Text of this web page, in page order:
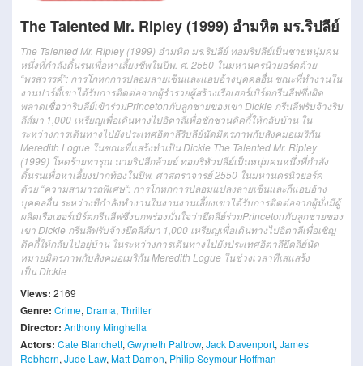
The Talented Mr. Ripley (1999) อำมหิต มร.ริปลีย์
The Talented Mr. Ripley (1999) อำมหิต มร.ริปลีย์ ทอมริปลีย์เป็นชายหนุ่มคน
หนึ่งที่กำลังดิ้นรนเพื่อหาเลี้ยงชีพในปีพ. ศ. 2550 ในมหานครนิวยอร์คด้วย
“พรสวรรค์”: การโกหกการปลอมลายเซ็นและแอบอ้างบุคคลอื่น ขณะที่ทำงานใน
งานปาร์ตี้เขาได้รับการติดต่อจากผู้ร่ำรวยผู้สร้างเรือเฮอร์เบิร์ตกรีนลีฟซึ่งผิด
พลาดเชื่อว่าริบลีย์เข้าร่วมPrincetonกับลูกชายของเขา Dickie กรีนลีฟรับจ้างริบ
ลีส์มา 1,000 เหรียญเพื่อเดินทางไปอิตาลีเพื่อชักชวนดิคกี้ให้กลับบ้าน ใน
ระหว่างการเดินทางไปยังประเทศอิตาลีริบลีย์นัดมิตรภาพกับสังคมอเมริกัน
Meredith Logue ในขณะที่แสร้งทำเป็น Dickie The Talented Mr. Ripley
(1999) โหดร้ายทารุณ นายริปลีกล้วยย์ทอมริหัวปลีย์เป็นหนุ่มคนหนึ่งที่กำลัง
ดิ้นรนเพื่อหาเลี้ยงปากท้องในปีพ. ศาสตราจารย์2550 ในมหานครนิวยอร์ค
ด้วย “ความสามารถพิเศษ“: การโกหกการปลอมแปลงลายเซ็นและก็แอบอ้าง
บุคคลอื่น ระหว่างที่กำลังทำงานในงานงานเลี้ยงเขาได้รับการติดต่อจากผู้มั่งมีผู้
ผลิตเรือเฮอร์เบิร์ตกรีนลีฟซึ่งบกพร่องมั่นใจว่ายึดลีย์ร่วมPrincetonกับลูกชายของ
เขา Dickie กรีนลีฟรับจ้างยึดลีส์มา 1,000 เหรียญเพื่อเดินทางไปอิตาลีเพื่อเชิญ
ดิคกี้ให้กลับไปอยู่บ้าน ในระหว่างการเดินทางไปยังประเทศอิตาลียึดลีย์นัด
หมายมิตรภาพกับสังคมอเมริกันMeredith Logue ในช่วงเวลาที่เสแสร้ง
เป็น Dickie
Views: 2169
Genre: Crime, Drama, Thriller
Director: Anthony Minghella
Actors: Cate Blanchett, Gwyneth Paltrow, Jack Davenport, James
Rebhorn, Jude Law, Matt Damon, Philip Seymour Hoffman